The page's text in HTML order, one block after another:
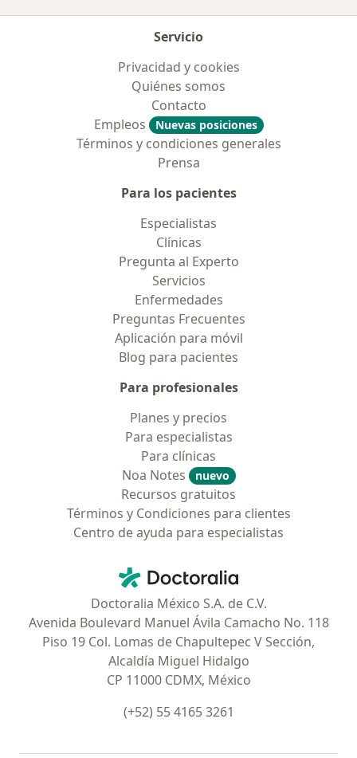
Servicio
Privacidad y cookies
Quiénes somos
Contacto
Empleos
Nuevas posiciones
Términos y condiciones generales
Prensa
Para los pacientes
Especialistas
Clínicas
Pregunta al Experto
Servicios
Enfermedades
Preguntas Frecuentes
Aplicación para móvil
Blog para pacientes
Para profesionales
Planes y precios
Para especialistas
Para clínicas
Noa Notes
nuevo
Recursos gratuitos
Términos y Condiciones para clientes
Centro de ayuda para especialistas
Doctoralia - Página de inicio
Doctoralia México S.A. de C.V.
Avenida Boulevard Manuel Ávila Camacho No. 118
Piso 19 Col. Lomas de Chapultepec V Sección,
Alcaldía Miguel Hidalgo
CP 11000 CDMX, México
(+52) 55 4165 3261